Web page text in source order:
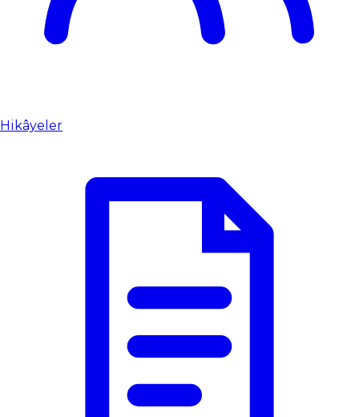
Hikâyeler